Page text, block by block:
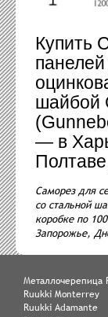
Купить
шайбой
— в
Саморез для
со стальной
коробке по
Запорожье,
Металлочерепица
Ruukki Monterrey
Ruukki Adamante